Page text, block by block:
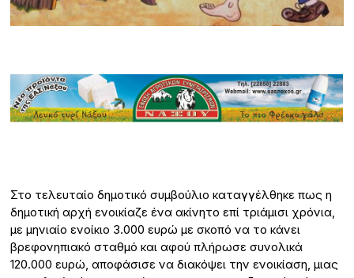
Στο τελευταίο δημοτικό συμβούλιο καταγγέλθηκε πως η
δημοτική αρχή ενοικίαζε ένα ακίνητο επί τριάμισι χρόνια,
με μηνιαίο ενοίκιο 3.000 ευρώ με σκοπό να το κάνει
βρεφονηπιακό σταθμό και αφού πλήρωσε συνολικά
120.000 ευρώ, αποφάσισε να διακόψει την ενοικίαση, μιας